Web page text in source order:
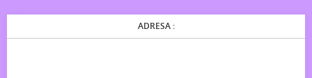
ADRESA :